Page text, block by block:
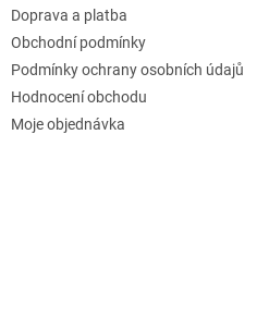
Doprava a platba
Obchodní podmínky
Podmínky ochrany osobních údajů
Hodnocení obchodu
Moje objednávka